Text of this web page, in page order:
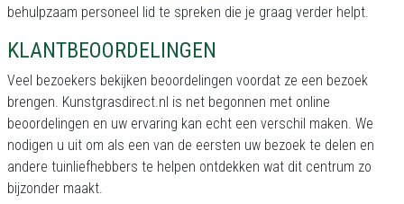
behulpzaam personeel lid te spreken die je graag verder helpt.
KLANTBEOORDELINGEN
Veel bezoekers bekijken beoordelingen voordat ze een bezoek
brengen. Kunstgrasdirect.nl is net begonnen met online
beoordelingen en uw ervaring kan echt een verschil maken. We
nodigen u uit om als een van de eersten uw bezoek te delen en
andere tuinliefhebbers te helpen ontdekken wat dit centrum zo
bijzonder maakt.